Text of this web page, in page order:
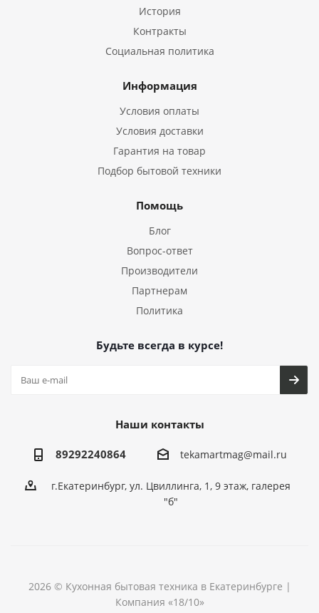
История
Контракты
Социальная политика
Информация
Условия оплаты
Условия доставки
Гарантия на товар
Подбор бытовой техники
Помощь
Блог
Вопрос-ответ
Производители
Партнерам
Политика
Будьте всегда в курсе!
Наши контакты
89292240864 tekamartmag@mail.ru
г.Екатеринбург, ул. Цвиллинга, 1, 9 этаж, галерея
"б"
2026 © Кухонная бытовая техника в Екатеринбурге |
Компания «18/10»